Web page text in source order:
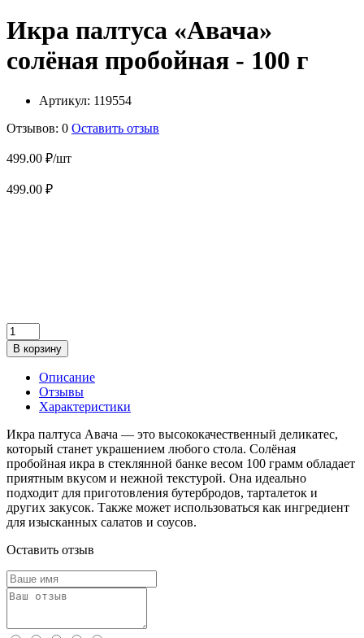
Икра палтуса «Авача»
солёная пробойная - 100 г
Артикул: 119554
Отзывов: 0 Оставить отзыв
499.00 ₽/шт
499.00 ₽
В корзину
Описание
Отзывы
Характеристики
Икра палтуса Авача — это высококачественный деликатес,
который станет украшением любого стола. Солёная
пробойная икра в стеклянной банке весом 100 грамм обладает
приятным вкусом и нежной текстурой. Она идеально
подходит для приготовления бутербродов, тарталеток и
других закусок. Также может использоваться как ингредиент
для изысканных салатов и соусов.
Оставить отзыв